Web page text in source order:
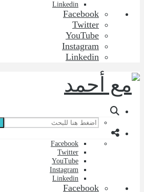
Linkedin
Facebook
Twitter
YouTube
Instagram
Linkedin
Facebook
Twitter
YouTube
Instagram
Linkedin
Facebook